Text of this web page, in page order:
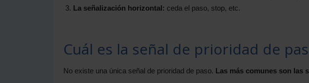
La señalización horizontal: ceda el paso, stop, etc.
Cuál es la señal de prioridad de
No existe una única señal de prioridad de paso. Las más comunes son las